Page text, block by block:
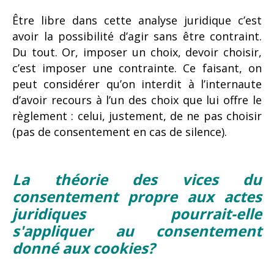
Être libre dans cette analyse juridique c’est
avoir la possibilité d’agir sans être contraint.
Du tout. Or, imposer un choix, devoir choisir,
c’est imposer une contrainte. Ce faisant, on
peut considérer qu’on interdit à l’internaute
d’avoir recours à l’un des choix que lui offre le
règlement : celui, justement, de ne pas choisir
(pas de consentement en cas de silence).
La théorie des vices du
consentement propre aux actes
juridiques pourrait-elle
s'appliquer au consentement
donné aux cookies?